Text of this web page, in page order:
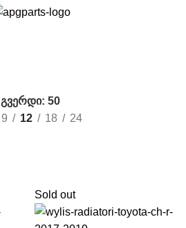
გვერდი: 50
9 12 18 24
Sold out